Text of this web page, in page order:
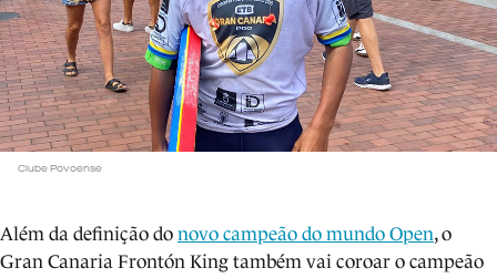
Clube Povoense
Além da definição do novo campeão do mundo Open, o
Gran Canaria Frontón King também vai coroar o campeão